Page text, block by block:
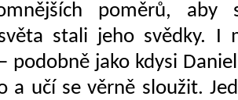
poměrů, aby
stali jeho svědky. I
podobně jako kdysi
a učí se věrně sloužit.